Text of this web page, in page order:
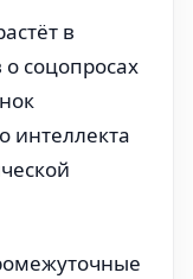
в
соцопросах
интеллекта